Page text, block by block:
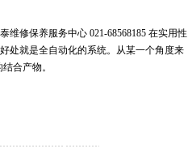
维修保养服务中心 021-68568185 在实用性
处就是全自动化的系统。从某一个角度来
合产物。